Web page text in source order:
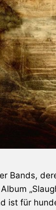
Bands,
ist für